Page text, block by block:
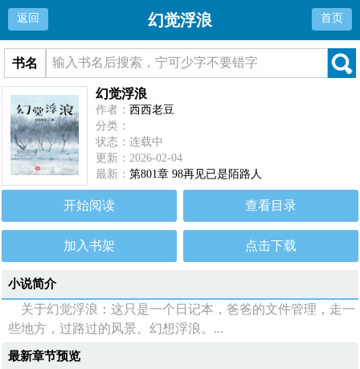
返回 幻觉浮浪 首页
书名
幻觉浮浪
作者：西西老豆
分类：
状态：连载中
更新：2026-02-04
最新：第801章 98再见已是陌路人
开始阅读 查看目录
加入书架 点击下载
小说简介
关于幻觉浮浪：这只是一个日记本，爸爸的文件管理，走一
些地方，过路过的风景。幻想浮浪。...
最新章节预览